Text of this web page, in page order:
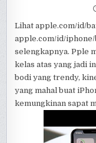
Lihat apple.com/id/
apple.com/id/
selengkapnya. Pple
kelas atas yang jadi
bodi yang trendy,
yang mahal buat
kemungkinan sapat